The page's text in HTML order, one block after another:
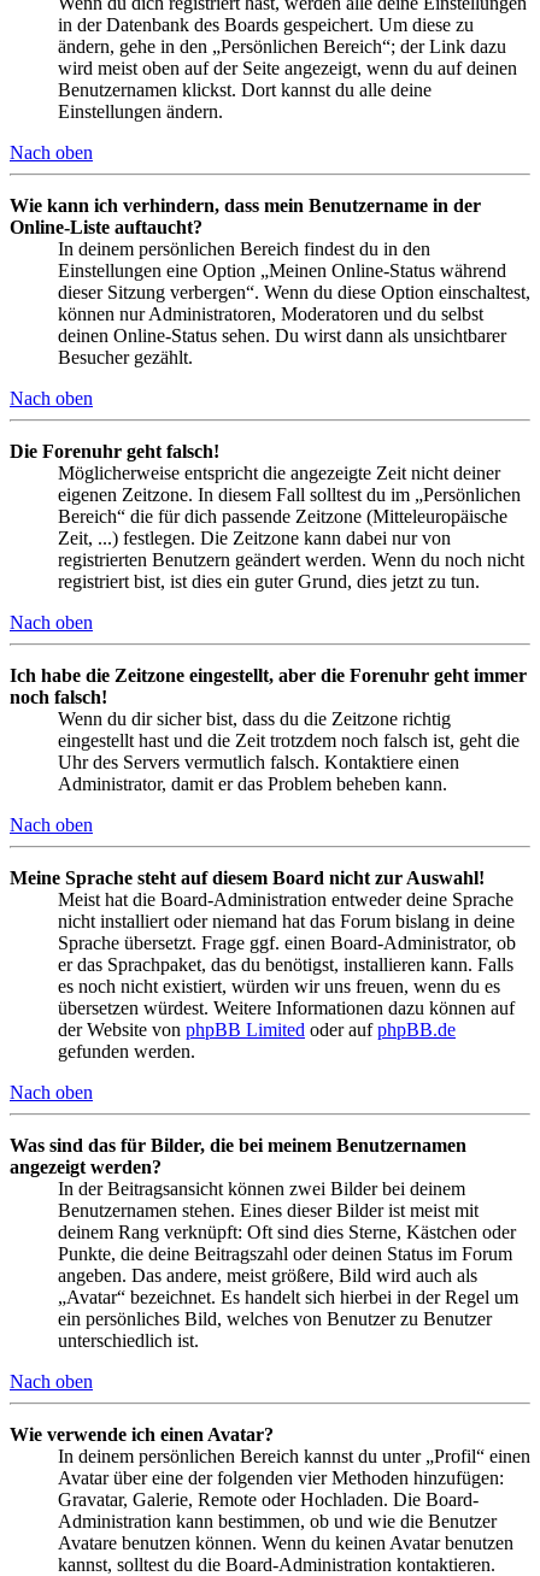
in der Datenbank des Boards gespeichert. Um diese zu
ändern, gehe in den „Persönlichen Bereich“; der Link dazu
wird meist oben auf der Seite angezeigt, wenn du auf deinen
Benutzernamen klickst. Dort kannst du alle deine
Einstellungen ändern.
Nach oben
Wie kann ich verhindern, dass mein Benutzername in der
Online-Liste auftaucht?
In deinem persönlichen Bereich findest du in den
Einstellungen eine Option „Meinen Online-Status während
dieser Sitzung verbergen“. Wenn du diese Option einschaltest,
können nur Administratoren, Moderatoren und du selbst
deinen Online-Status sehen. Du wirst dann als unsichtbarer
Besucher gezählt.
Nach oben
Die Forenuhr geht falsch!
Möglicherweise entspricht die angezeigte Zeit nicht deiner
eigenen Zeitzone. In diesem Fall solltest du im „Persönlichen
Bereich“ die für dich passende Zeitzone (Mitteleuropäische
Zeit, ...) festlegen. Die Zeitzone kann dabei nur von
registrierten Benutzern geändert werden. Wenn du noch nicht
registriert bist, ist dies ein guter Grund, dies jetzt zu tun.
Nach oben
Ich habe die Zeitzone eingestellt, aber die Forenuhr geht immer
noch falsch!
Wenn du dir sicher bist, dass du die Zeitzone richtig
eingestellt hast und die Zeit trotzdem noch falsch ist, geht die
Uhr des Servers vermutlich falsch. Kontaktiere einen
Administrator, damit er das Problem beheben kann.
Nach oben
Meine Sprache steht auf diesem Board nicht zur Auswahl!
Meist hat die Board-Administration entweder deine Sprache
nicht installiert oder niemand hat das Forum bislang in deine
Sprache übersetzt. Frage ggf. einen Board-Administrator, ob
er das Sprachpaket, das du benötigst, installieren kann. Falls
es noch nicht existiert, würden wir uns freuen, wenn du es
übersetzen würdest. Weitere Informationen dazu können auf
der Website von phpBB Limited oder aufphpBB.de
gefunden werden.
Nach oben
Was sind das für Bilder, die bei meinem Benutzernamen
angezeigt werden?
In der Beitragsansicht können zwei Bilder bei deinem
Benutzernamen stehen. Eines dieser Bilder ist meist mit
deinem Rang verknüpft: Oft sind dies Sterne, Kästchen oder
Punkte, die deine Beitragszahl oder deinen Status im Forum
angeben. Das andere, meist größere, Bild wird auch als
„Avatar“ bezeichnet. Es handelt sich hierbei in der Regel um
ein persönliches Bild, welches von Benutzer zu Benutzer
unterschiedlich ist.
Nach oben
Wie verwende ich einen Avatar?
In deinem persönlichen Bereich kannst du unter „Profil“ einen
Avatar über eine der folgenden vier Methoden hinzufügen:
Gravatar, Galerie, Remote oder Hochladen. Die Board-
Administration kann bestimmen, ob und wie die Benutzer
Avatare benutzen können. Wenn du keinen Avatar benutzen
kannst, solltest du die Board-Administration kontaktieren.